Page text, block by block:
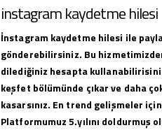
instagram kaydetme hilesi
İnstagram kaydetme hilesi ile
gönderebilirsiniz. Bu
dilediğiniz hesapta
keşfet bölümünde çıkar ve daha
kasarsınız. En trend gelişmeler
Platformumuz 5.yılını doldurmuş